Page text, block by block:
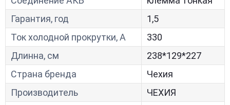
Гарантия, год
1,5
Ток холодной прокрутки, A
330
Длинна, см
238*129*227
Страна бренда
Чехия
Производитель
ЧЕХИЯ